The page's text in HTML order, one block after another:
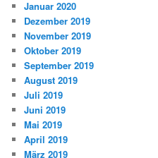
Januar 2020
Dezember 2019
November 2019
Oktober 2019
September 2019
August 2019
Juli 2019
Juni 2019
Mai 2019
April 2019
März 2019